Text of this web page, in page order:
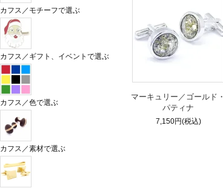
マーキュリー／ゴールド・
パティナ
7,150円(税込)
カフス／モチーフで選ぶ
カフス／ギフト、イベントで選ぶ
カフス／色で選ぶ
カフス／素材で選ぶ